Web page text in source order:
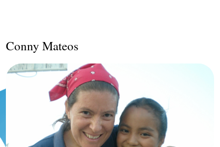
Conny Mateos